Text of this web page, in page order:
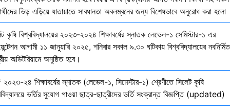
ভিড় এড়িয়ে যাতায়াতে সাবধানতা অবলম্বনের জন্য বিশেষভাবে অনুরোধ করা হলো
কৃষি বিশ্ববিদ্যালয়ের ২০২৩-২০২৪ শিক্ষাবর্ষের স্নাতক লেভেল-১ সেমিস্টার-১ এর
আগামী ১১ জানুয়ারি ২০২৫, শনিবার সকাল ৯.৩০ ঘটিকায় বিশ্ববিদ্যালয়ের নবনির্মিত
অডিটরিয়ামে অনুষ্ঠিত হবে।
২৪ শিক্ষাবর্ষের স্নাতক (লেভেল-১, সিমেস্টার-১) শ্রেণীতে সিলেট কৃষি
ভর্তির সুযোগ পাওয়া ছাত্র-ছাত্রীদের ভর্তি সংক্রান্ত বিজ্ঞপ্তি (updated)